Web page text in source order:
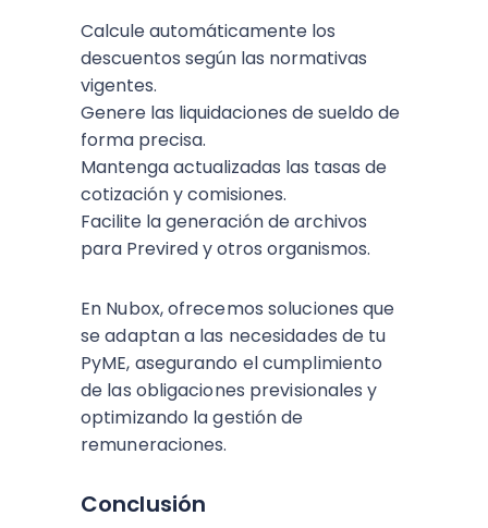
Calcule automáticamente los
descuentos según las normativas
vigentes.
Genere las liquidaciones de sueldo de
forma precisa.
Mantenga actualizadas las tasas de
cotización y comisiones.
Facilite la generación de archivos
para Previred y otros organismos.
En Nubox, ofrecemos soluciones que
se adaptan a las necesidades de tu
PyME, asegurando el cumplimiento
de las obligaciones previsionales y
optimizando la gestión de
remuneraciones.
Conclusión